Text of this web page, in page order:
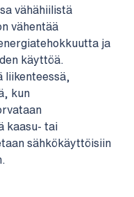
vähähiilistä
vähentää
ja
käyttöä.
liikenteessä,
kun
kaasu- tai
sähkökäyttöisiin